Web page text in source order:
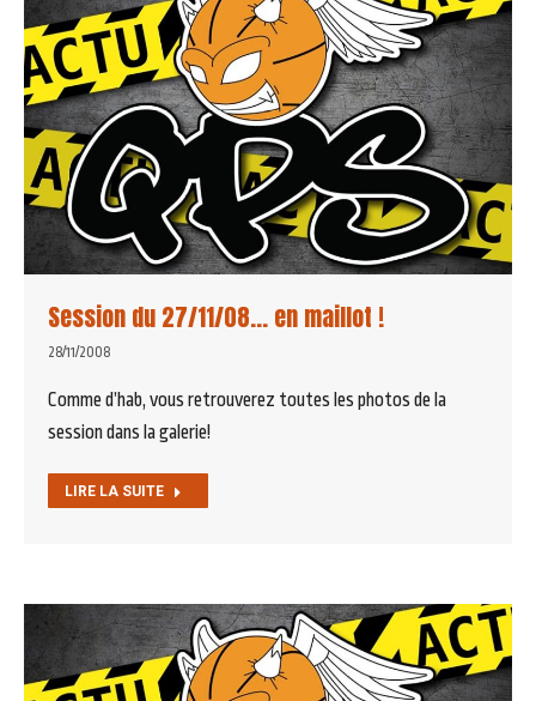
Session du 27/11/08… en maillot !
28/11/2008
Comme d’hab, vous retrouverez toutes les photos de la
session dans la galerie!
LIRE LA SUITE